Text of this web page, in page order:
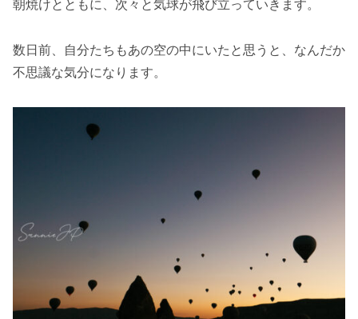
朝焼けとともに、次々と気球が飛び立っていきます。
数日前、自分たちもあの空の中にいたと思うと、なんだか
不思議な気分になります。